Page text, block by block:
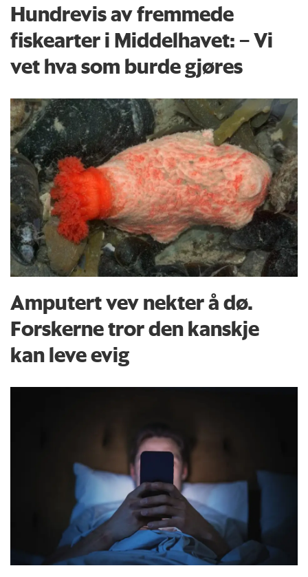
Hundrevis av fremmede
fiskearter i Middelhavet: – Vi
vet hva som burde gjøres
Amputert vev nekter å dø.
Forskerne tror den kanskje
kan leve evig